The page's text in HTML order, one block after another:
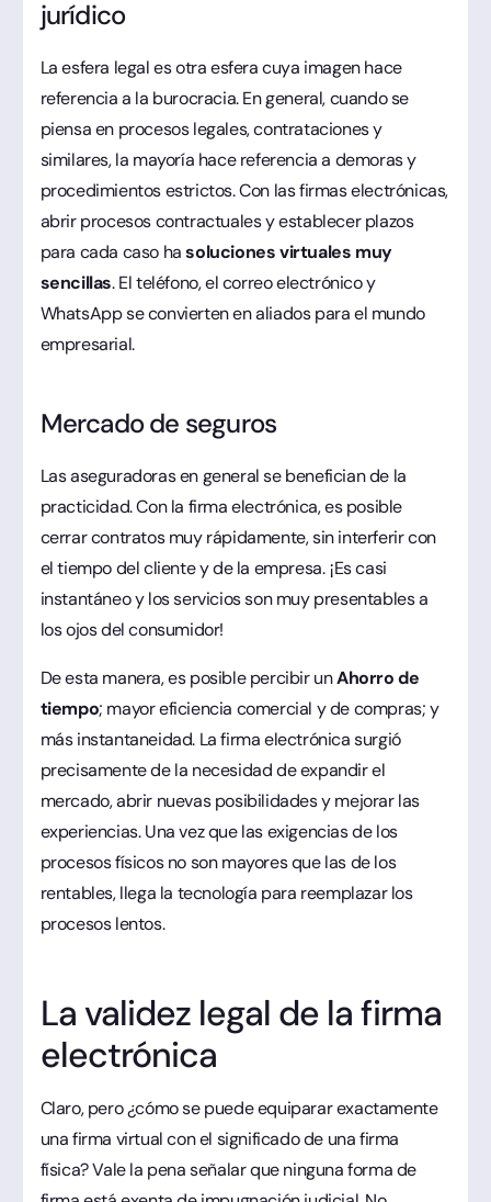
jurídico
La esfera legal es otra esfera cuya imagen hace
referencia a la burocracia. En general, cuando se
piensa en procesos legales, contrataciones y
similares, la mayoría hace referencia a demoras y
procedimientos estrictos. Con las firmas electrónicas,
abrir procesos contractuales y establecer plazos
para cada caso hasoluciones virtuales muy
sencillas. El teléfono, el correo electrónico y
WhatsApp se convierten en aliados para el mundo
empresarial.
Mercado de seguros
Las aseguradoras en general se benefician de la
practicidad. Con la firma electrónica, es posible
cerrar contratos muy rápidamente, sin interferir con
el tiempo del cliente y de la empresa. ¡Es casi
instantáneo y los servicios son muy presentables a
los ojos del consumidor!
De esta manera, es posible percibir unAhorro de
tiempo; mayor eficiencia comercial y de compras; y
más instantaneidad. La firma electrónica surgió
precisamente de la necesidad de expandir el
mercado, abrir nuevas posibilidades y mejorar las
experiencias. Una vez que las exigencias de los
procesos físicos no son mayores que las de los
rentables, llega la tecnología para reemplazar los
procesos lentos.
La validez legal de la firma
electrónica
Claro, pero ¿cómo se puede equiparar exactamente
una firma virtual con el significado de una firma
física? Vale la pena señalar que ninguna forma de